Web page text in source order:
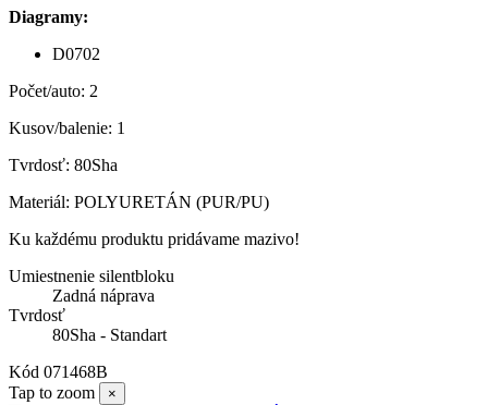
Diagramy:
D0702
Počet/auto: 2
Kusov/balenie: 1
Tvrdosť: 80Sha
Materiál: POLYURETÁN (PUR/PU)
Ku každému produktu pridávame mazivo!
Umiestnenie silentbloku
Zadná náprava
Tvrdosť
80Sha - Standart
Kód 071468B
Tap to zoom
×